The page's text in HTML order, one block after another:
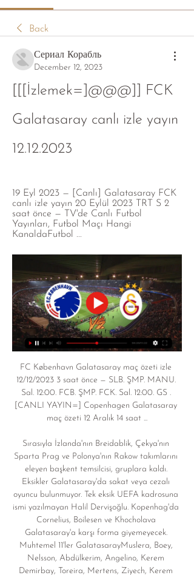
Back
Сериал Корабль
December 12, 2023
[[[İzlemek=]@@@]] FCK
Galatasaray canlı izle yayın
12.12.2023
19 Eyl 2023 — [Canlı] Galatasaray FCK
canlı izle yayın 20 Eylül 2023 TRT S 2
saat önce — TV'de Canlı Futbol
Yayınları, Futbol Maçı Hangi
KanaldaFutbol ...
FC København Galatasaray maç özeti izle
12/12/2023 3 saat önce — SLB. ŞMP. MANU.
Sal. 12:00. FCB. ŞMP. FCK. Sal. 12:00. GS .
[CANLI YAYIN=] Copenhagen Galatasaray
maç özeti 12 Aralık 14 saat ...
Sırasıyla İzlanda'nın Breidablik, Çekya'nın
Sparta Prag ve Polonya'nın Rakow takımlarını
eleyen başkent temsilcisi, gruplara kaldı.
Eksikler Galatasaray'da sakat veya cezalı
oyuncu bulunmuyor. Tek eksik UEFA kadrosuna
ismi yazılmayan Halil Dervişoğlu. Kopenhag'da
Cornelius, Boilesen ve Khocholava
Galatasaray'a karşı forma giyemeyecek.
Muhtemel 11'ler GalatasarayMuslera, Boey,
Nelsson, Abdülkerim, Angelino, Kerem
Demirbay, Toreira, Mertens, Ziyech, Kerem